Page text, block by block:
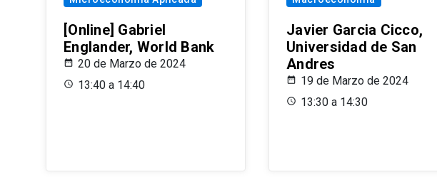
[Online] Gabriel
Englander, World Bank
20 de Marzo de 2024
13:40 a 14:40
Javier Garcia Cicco,
Universidad de San
Andres
19 de Marzo de 2024
13:30 a 14:30